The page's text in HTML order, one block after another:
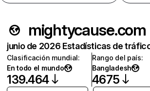
mightycause.com
junio de 2026 Estadísticas de
Clasificación mundial:
En todo el mundo
139.464
Rango del país:
Bangladesh
4675